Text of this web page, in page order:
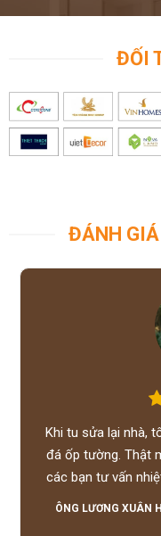
ĐỐI
ĐÁNH
Khi tu sửa lại nhà,
đá ốp tường. Thật
các bạn tư vấn
lượng tốt,
ÔNG LƯƠNG XUÂN